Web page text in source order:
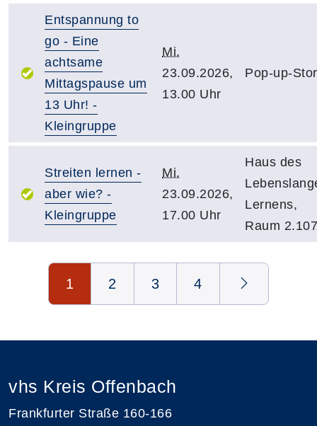
Entspannung to
go - Eine
achtsame
Mittagspause um
13 Uhr! -
Kleingruppe
Mi.
23.09.2026,
13.00 Uhr
Pop-up-
Streiten lernen -
aber wie? -
Kleingruppe
Mi.
23.09.2026,
17.00 Uhr
Haus des
Lernens,
Raum 2.107
Seite 1 von 4
1 2 3 4
vhs Kreis Offenbach
Frankfurter Straße 160-166